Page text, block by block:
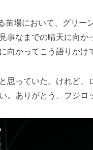
場において、グリー
事なまでの晴天に向か
かってこう語りかけ
思っていた。けれど、
ありがとう、フジロ